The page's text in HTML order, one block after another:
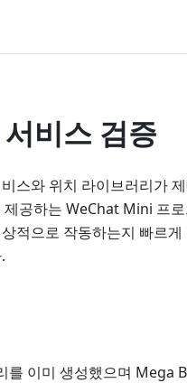
비스 검증
스와 위치 라이브러리가
공하는 WeChat Mini 프
적으로 작동하는지 빠르
를 이미 생성했으며 Mega